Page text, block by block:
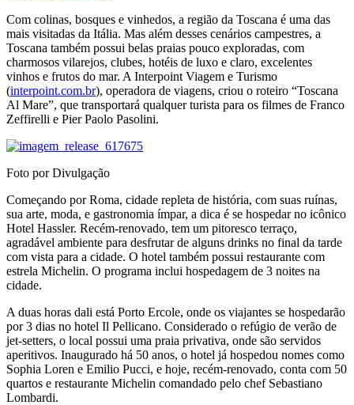
Com colinas, bosques e vinhedos, a região da Toscana é uma das
mais visitadas da Itália. Mas além desses cenários campestres, a
Toscana também possui belas praias pouco exploradas, com
charmosos vilarejos, clubes, hotéis de luxo e claro, excelentes
vinhos e frutos do mar. A Interpoint Viagem e Turismo
(interpoint.com.br), operadora de viagens, criou o roteiro “Toscana
Al Mare”, que transportará qualquer turista para os filmes de Franco
Zeffirelli e Pier Paolo Pasolini.
Foto por Divulgação
Começando por Roma, cidade repleta de história, com suas ruínas,
sua arte, moda, e gastronomia ímpar, a dica é se hospedar no icônico
Hotel Hassler. Recém-renovado, tem um pitoresco terraço,
agradável ambiente para desfrutar de alguns drinks no final da tarde
com vista para a cidade. O hotel também possui restaurante com
estrela Michelin. O programa inclui hospedagem de 3 noites na
cidade.
A duas horas dali está Porto Ercole, onde os viajantes se hospedarão
por 3 dias no hotel Il Pellicano. Considerado o refúgio de verão de
jet-setters, o local possui uma praia privativa, onde são servidos
aperitivos. Inaugurado há 50 anos, o hotel já hospedou nomes como
Sophia Loren e Emilio Pucci, e hoje, recém-renovado, conta com 50
quartos e restaurante Michelin comandado pelo chef Sebastiano
Lombardi.